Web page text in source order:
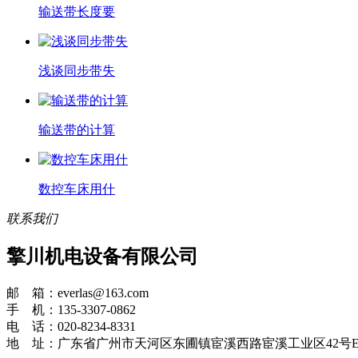
输送带长度要
浅谈同步带失
输送带的计算
数控车床用什
联系我们
擎川机电设备有限公司
邮 箱：everlas@163.com
手 机：135-3307-0862
电 话：020-8234-8331
地 址：广东省广州市天河区东圃镇宦溪西路宦溪工业区42号